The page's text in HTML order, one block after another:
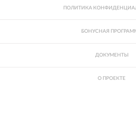
ПОЛИТИКА
БОНУСНАЯ
ДОКУМЕНТЫ
О ПРОЕКТЕ